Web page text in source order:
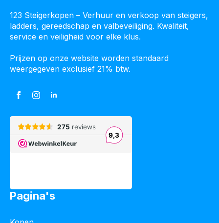
123 Steigerkopen – Verhuur en verkoop van steigers,
ladders, gereedschap en valbeveiliging. Kwaliteit,
service en veiligheid voor elke klus.
Prijzen op onze website worden standaard
weergegeven exclusief 21% btw.
Pagina's